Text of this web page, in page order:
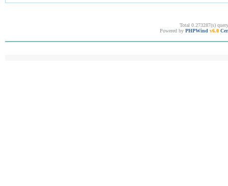
Total 0.273287(s)
Powered by PHPWind v6.0